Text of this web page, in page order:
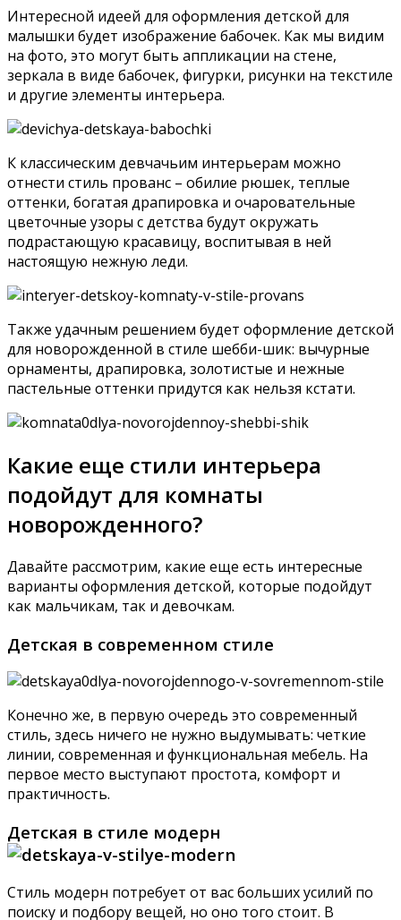
Интересной идеей для оформления детской для
малышки будет изображение бабочек. Как мы видим
на фото, это могут быть аппликации на стене,
зеркала в виде бабочек, фигурки, рисунки на текстиле
и другие элементы интерьера.
К классическим девчачьим интерьерам можно
отнести стиль прованс – обилие рюшек, теплые
оттенки, богатая драпировка и очаровательные
цветочные узоры с детства будут окружать
подрастающую красавицу, воспитывая в ней
настоящую нежную леди.
Также удачным решением будет оформление детской
для новорожденной в стиле шебби-шик: вычурные
орнаменты, драпировка, золотистые и нежные
пастельные оттенки придутся как нельзя кстати.
Какие еще стили интерьера
подойдут для комнаты
новорожденного?
Давайте рассмотрим, какие еще есть интересные
варианты оформления детской, которые подойдут
как мальчикам, так и девочкам.
Детская в современном стиле
Конечно же, в первую очередь это современный
стиль, здесь ничего не нужно выдумывать: четкие
линии, современная и функциональная мебель. На
первое место выступают простота, комфорт и
практичность.
Детская в стиле модерн
Стиль модерн потребует от вас больших усилий по
поиску и подбору вещей, но оно того стоит. В